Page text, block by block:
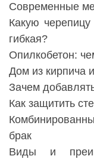
Современные
Какую
гибкая?
Опилкобетон:
Дом из кирпича
Зачем
Как защитить
брак
Виды и